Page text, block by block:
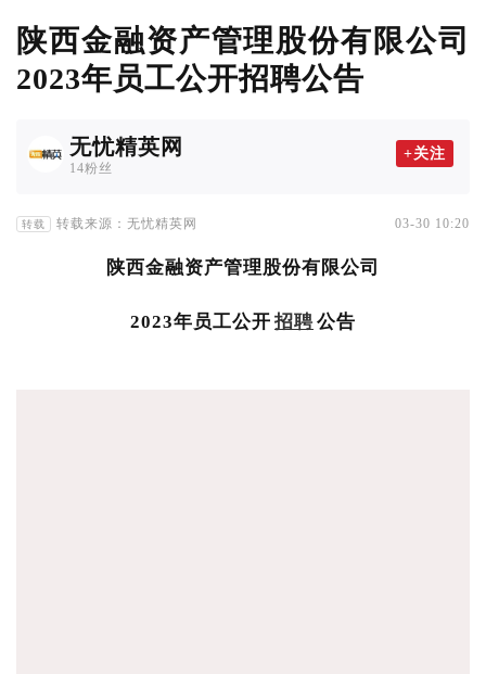
陕西金融资产管理股份有限公司
2023年员工公开招聘公告
无忧精英网
14粉丝
+关注
转载 转载来源：无忧精英网 03-30 10:20
陕西金融资产管理股份有限公司
2023年员工公开 招聘公告